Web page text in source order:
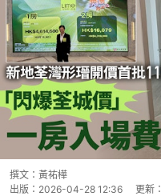
撰文： 黃祐樺
出版： 2026-04-28 12:36 更新：